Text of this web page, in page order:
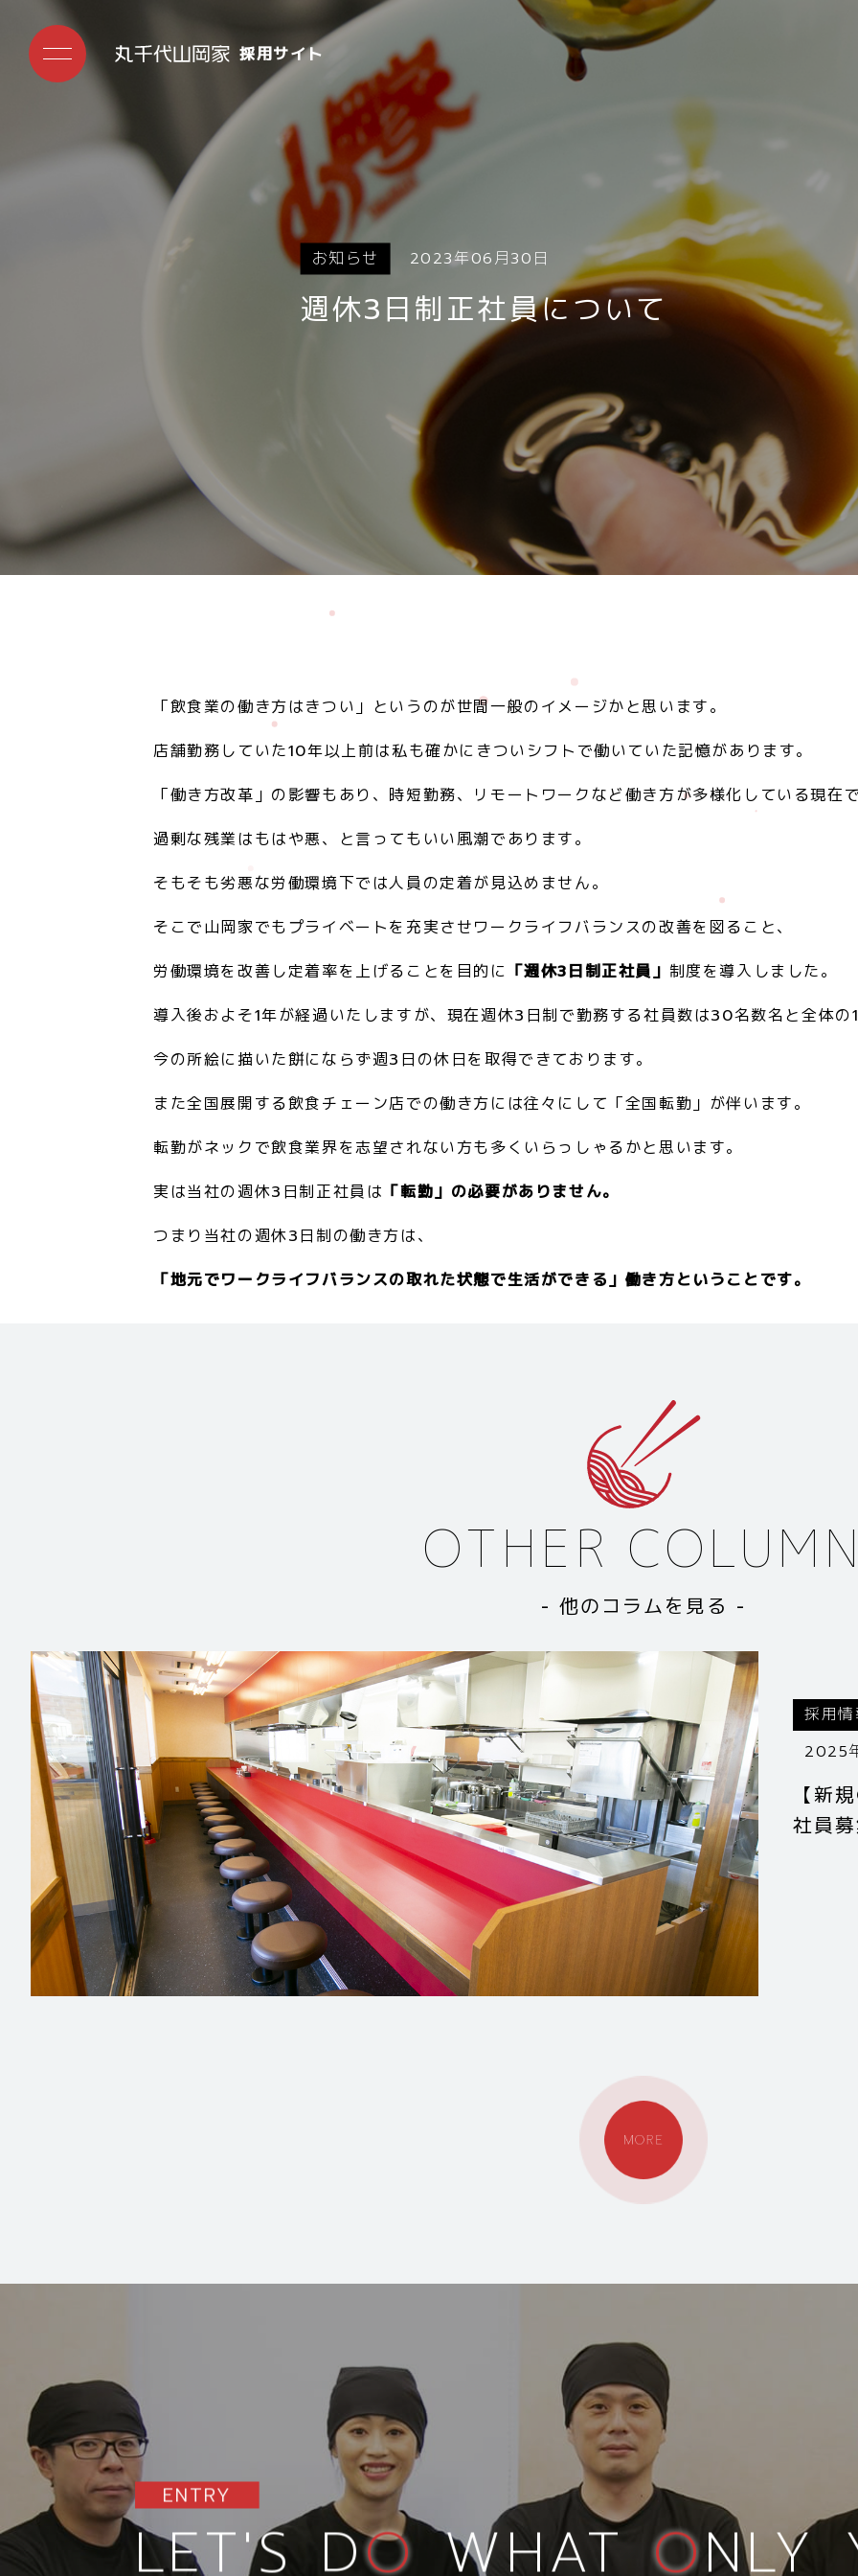
採用サイト
お知らせ 2023年06月30日
週休3日制正社員について
「飲食業の働き方はきつい」というのが世間一般のイメージかと思います。
店舗勤務していた10年以上前は私も確かにきついシフトで働いていた記憶があります。
「働き方改革」の影響もあり、時短勤務、リモートワークなど働き方が多様化している現在
過剰な残業はもはや悪、と言ってもいい風潮であります。
そもそも劣悪な労働環境下では人員の定着が見込めません。
そこで山岡家でもプライベートを充実させワークライフバランスの改善を図ること、
労働環境を改善し定着率を上げることを目的に 「週休3日制正社員」 制度を導入しました。
導入後およそ1年が経過いたしますが、現在週休3日制で勤務する社員数は30名数名と全体の
今の所絵に描いた餅にならず週3日の休日を取得できております。
また全国展開する飲食チェーン店での働き方には往々にして「全国転勤」が伴います。
転勤がネックで飲食業界を志望されない方も多くいらっしゃるかと思います。
実は当社の週休3日制正社員は 「転勤」の必要がありません。
つまり当社の週休3日制の働き方は、
「地元でワークライフバランスの取れた状態で生活ができる」働き方ということです。
OTHER
- 他のコラムを見る -
採用
2025
【新
社員
MORE
ENTRY
LET'S DOWHATONLY